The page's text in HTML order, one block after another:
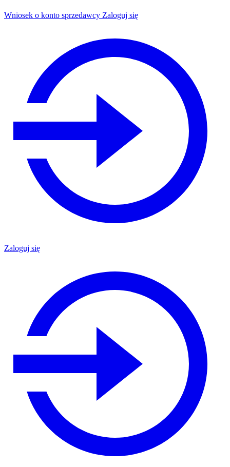
Wniosek o konto sprzedawcy Zaloguj się
Zaloguj się